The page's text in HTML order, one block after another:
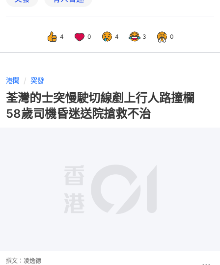
4 0 4 3 0
港聞 突發
荃灣的士突慢駛切線剷上行人路撞欄
58歲司機昏迷送院搶救不治
撰文： 凌逸德